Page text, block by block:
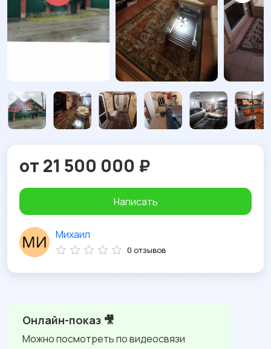
Онлайн-показ 🎥
Можно посмотреть по видеосвязи
от 21 500 000 ₽
Написать
Михаил
0 отзывов